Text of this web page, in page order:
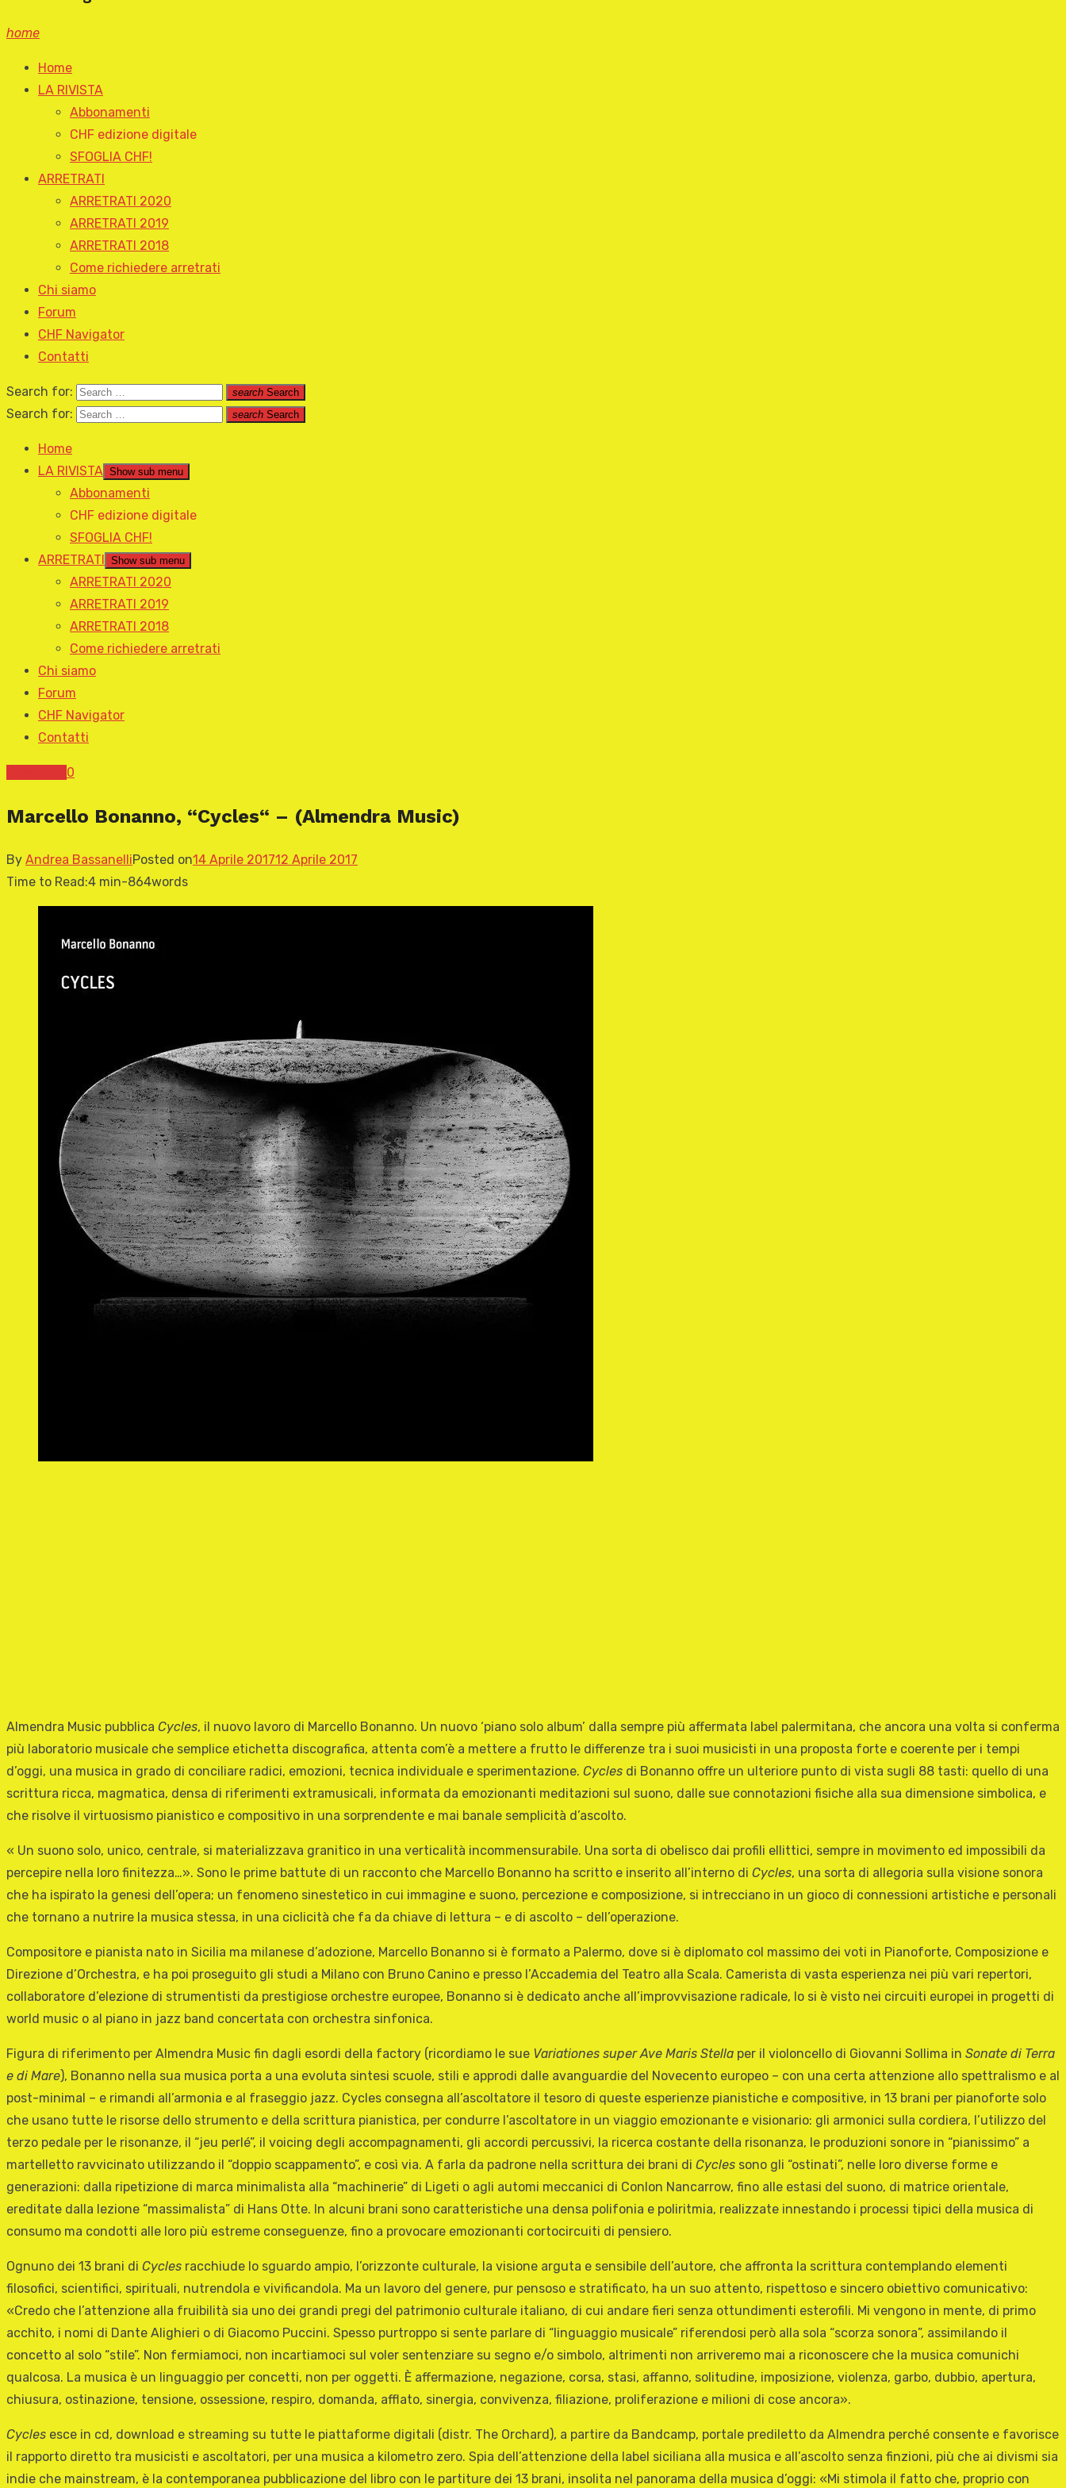
home
Home
LA RIVISTA
Abbonamenti
CHF edizione digitale
SFOGLIA CHF!
ARRETRATI
ARRETRATI 2020
ARRETRATI 2019
ARRETRATI 2018
Come richiedere arretrati
Chi siamo
Forum
CHF Navigator
Contatti
Search for: search Search
Search for: search Search
Home
LA RIVISTA Show sub menu
Abbonamenti
CHF edizione digitale
SFOGLIA CHF!
ARRETRATI
Show sub menu
ARRETRATI 2020
ARRETRATI 2019
ARRETRATI 2018
Come richiedere arretrati
Chi siamo
Forum
CHF Navigator
Contatti
0
Marcello Bonanno, “Cycles“ – (Almendra Music)
By Andrea BassanelliPosted on14 Aprile 201712 Aprile 2017
Time to Read:4 min-864words
Almendra Music pubblica Cycles, il nuovo lavoro di Marcello Bonanno. Un nuovo ‘piano solo album’ dalla sempre più affermata label palermitana, che ancora una volta si conferma
più laboratorio musicale che semplice etichetta discografica, attenta com’è a mettere a frutto le differenze tra i suoi musicisti in una proposta forte e coerente per i tempi
d’oggi, una musica in grado di conciliare radici, emozioni, tecnica individuale e sperimentazione. Cycles di Bonanno offre un ulteriore punto di vista sugli 88 tasti: quello di una
scrittura ricca, magmatica, densa di riferimenti extramusicali, informata da emozionanti meditazioni sul suono, dalle sue connotazioni fisiche alla sua dimensione simbolica, e
che risolve il virtuosismo pianistico e compositivo in una sorprendente e mai banale semplicità d’ascolto.
« Un suono solo, unico, centrale, si materializzava granitico in una verticalità incommensurabile. Una sorta di obelisco dai profili ellittici, sempre in movimento ed impossibili da
percepire nella loro finitezza…». Sono le prime battute di un racconto che Marcello Bonanno ha scritto e inserito all’interno di Cycles, una sorta di allegoria sulla visione sonora
che ha ispirato la genesi dell’opera; un fenomeno sinestetico in cui immagine e suono, percezione e composizione, si intrecciano in un gioco di connessioni artistiche e personali
che tornano a nutrire la musica stessa, in una ciclicità che fa da chiave di lettura – e di ascolto – dell’operazione.
Compositore e pianista nato in Sicilia ma milanese d’adozione, Marcello Bonanno si è formato a Palermo, dove si è diplomato col massimo dei voti in Pianoforte, Composizione e
Direzione d’Orchestra, e ha poi proseguito gli studi a Milano con Bruno Canino e presso l’Accademia del Teatro alla Scala. Camerista di vasta esperienza nei più vari repertori,
collaboratore d’elezione di strumentisti da prestigiose orchestre europee, Bonanno si è dedicato anche all’improvvisazione radicale, lo si è visto nei circuiti europei in progetti di
world music o al piano in jazz band concertata con orchestra sinfonica.
Figura di riferimento per Almendra Music fin dagli esordi della factory (ricordiamo le sue Variationes super Ave Maris Stella per il violoncello di Giovanni Sollima in Sonate di Terra
e di Mare), Bonanno nella sua musica porta a una evoluta sintesi scuole, stili e approdi dalle avanguardie del Novecento europeo – con una certa attenzione allo spettralismo e al
post-minimal – e rimandi all’armonia e al fraseggio jazz. Cycles consegna all’ascoltatore il tesoro di queste esperienze pianistiche e compositive, in 13 brani per pianoforte solo
che usano tutte le risorse dello strumento e della scrittura pianistica, per condurre l’ascoltatore in un viaggio emozionante e visionario: gli armonici sulla cordiera, l’utilizzo del
terzo pedale per le risonanze, il “jeu perlé”, il voicing degli accompagnamenti, gli accordi percussivi, la ricerca costante della risonanza, le produzioni sonore in “pianissimo” a
martelletto ravvicinato utilizzando il “doppio scappamento”, e così via. A farla da padrone nella scrittura dei brani di Cycles sono gli “ostinati”, nelle loro diverse forme e
generazioni: dalla ripetizione di marca minimalista alla “machinerie” di Ligeti o agli automi meccanici di Conlon Nancarrow, fino alle estasi del suono, di matrice orientale,
ereditate dalla lezione “massimalista” di Hans Otte. In alcuni brani sono caratteristiche una densa polifonia e poliritmia, realizzate innestando i processi tipici della musica di
consumo ma condotti alle loro più estreme conseguenze, fino a provocare emozionanti cortocircuiti di pensiero.
Ognuno dei 13 brani di Cycles racchiude lo sguardo ampio, l’orizzonte culturale, la visione arguta e sensibile dell’autore, che affronta la scrittura contemplando elementi
filosofici, scientifici, spirituali, nutrendola e vivificandola. Ma un lavoro del genere, pur pensoso e stratificato, ha un suo attento, rispettoso e sincero obiettivo comunicativo:
«Credo che l’attenzione alla fruibilità sia uno dei grandi pregi del patrimonio culturale italiano, di cui andare fieri senza ottundimenti esterofili. Mi vengono in mente, di primo
acchito, i nomi di Dante Alighieri o di Giacomo Puccini. Spesso purtroppo si sente parlare di “linguaggio musicale” riferendosi però alla sola “scorza sonora”, assimilando il
concetto al solo “stile”. Non fermiamoci, non incartiamoci sul voler sentenziare su segno e/o simbolo, altrimenti non arriveremo mai a riconoscere che la musica comunichi
qualcosa. La musica è un linguaggio per concetti, non per oggetti. È affermazione, negazione, corsa, stasi, affanno, solitudine, imposizione, violenza, garbo, dubbio, apertura,
chiusura, ostinazione, tensione, ossessione, respiro, domanda, afflato, sinergia, convivenza, filiazione, proliferazione e milioni di cose ancora».
Cycles esce in cd, download e streaming su tutte le piattaforme digitali (distr. The Orchard), a partire da Bandcamp, portale prediletto da Almendra perché consente e favorisce
il rapporto diretto tra musicisti e ascoltatori, per una musica a kilometro zero. Spia dell’attenzione della label siciliana alla musica e all’ascolto senza finzioni, più che ai divismi sia
indie che mainstream, è la contemporanea pubblicazione del libro con le partiture dei 13 brani, insolita nel panorama della musica d’oggi: «Mi stimola il fatto che, proprio con